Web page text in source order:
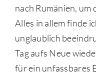
nach Rumänien,
Alles in allem finde
unglaublich
Tag aufs Neue
für ein unfassbares